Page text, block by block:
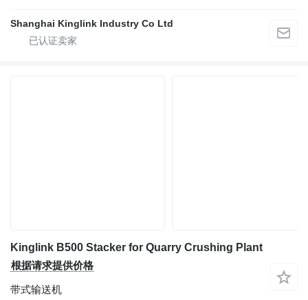
Shanghai Kinglink Industry Co Ltd
Kinglink B500 Stacker for Quarry Crushing Plant
根据请求提供价格
带式输送机